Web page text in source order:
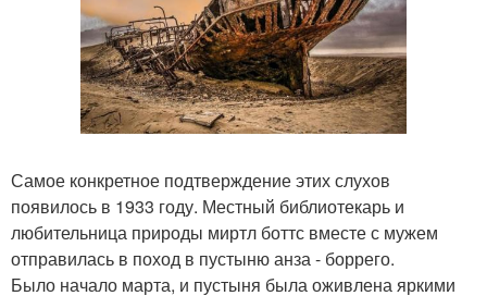
Самое конкретное подтверждение этих слухов
появилось в 1933 году. Местный библиотекарь и
любительница природы миртл боттс вместе с мужем
отправилась в поход в пустыню анза - боррего.
Было начало марта, и пустыня была оживлена яркими